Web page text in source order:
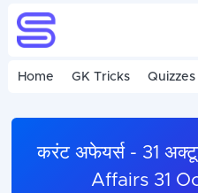
Home GK Tricks Quizzes
करंट अफेयर्स - 31
Affairs 31